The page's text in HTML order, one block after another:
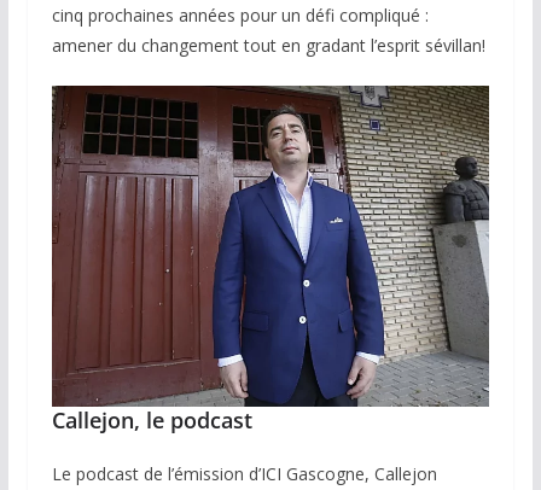
cinq prochaines années pour un défi compliqué :
amener du changement tout en gradant l’esprit sévillan!
Callejon, le podcast
Le podcast de l’émission d’ICI Gascogne, Callejon